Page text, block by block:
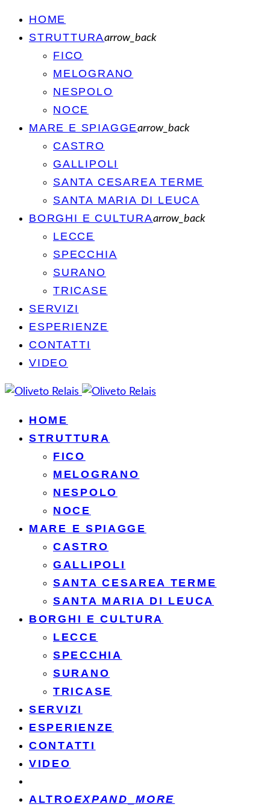
HOME
STRUTTURAarrow_back
FICO
MELOGRANO
NESPOLO
NOCE
MARE E SPIAGGEarrow_back
CASTRO
GALLIPOLI
SANTA CESAREA TERME
SANTA MARIA DI LEUCA
BORGHI E CULTURAarrow_back
LECCE
SPECCHIA
SURANO
TRICASE
SERVIZI
ESPERIENZE
CONTATTI
VIDEO
HOME
STRUTTURA
FICO
MELOGRANO
NESPOLO
NOCE
MARE E SPIAGGE
CASTRO
GALLIPOLI
SANTA CESAREA TERME
SANTA MARIA DI LEUCA
BORGHI E CULTURA
LECCE
SPECCHIA
SURANO
TRICASE
SERVIZI
ESPERIENZE
CONTATTI
VIDEO
ALTROEXPAND_MORE